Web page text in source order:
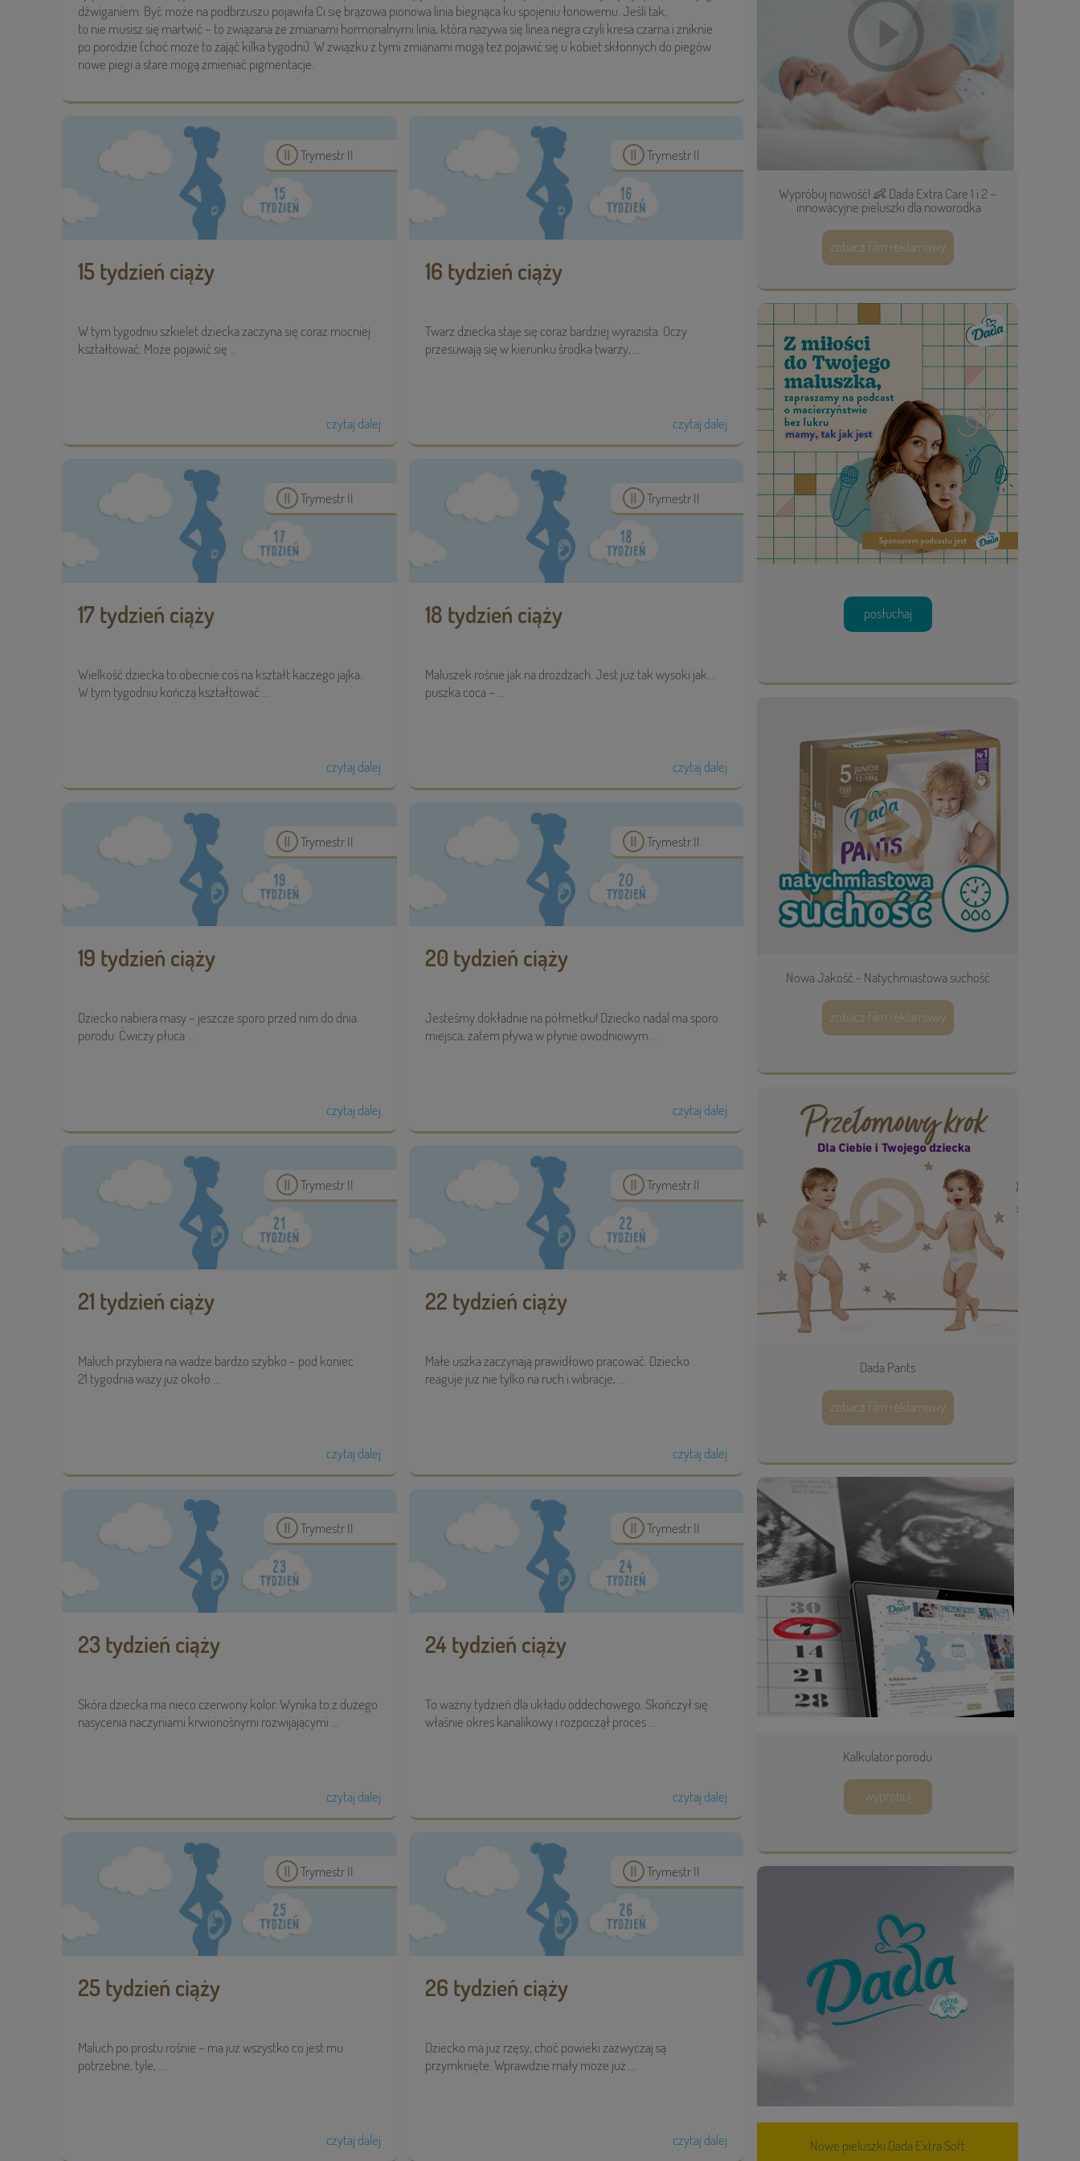
dźwiganiem. Być może na podbrzuszu pojawiła Ci się brązowa pionowa linia biegnąca ku spojeniu łonowemu. Jeśli tak,
to nie musisz się martwić – to związana ze zmianami hormonalnymi linia, która nazywa się linea negra czyli kresa czarna i zniknie
po porodzie (choć może to zająć kilka tygodni). W związku z tymi zmianami mogą też pojawić się u kobiet skłonnych do piegów
nowe piegi a stare mogą zmieniać pigmentacje.
Trymestr II
15 tydzień ciąży
W tym tygodniu szkielet dziecka zaczyna się coraz mocniej
kształtować. Może pojawić się ...
czytaj dalej
Trymestr II
16 tydzień ciąży
Twarz dziecka staje się coraz bardziej wyrazista. Oczy
przesuwają się w kierunku środka twarzy, ...
czytaj dalej
Trymestr II
17 tydzień ciąży
Wielkość dziecka to obecnie coś na kształt kaczego jajka.
W tym tygodniu kończą kształtować ...
czytaj dalej
Trymestr II
18 tydzień ciąży
Maluszek rośnie jak na drożdżach. Jest już tak wysoki jak…
puszka coca – ...
czytaj dalej
Trymestr II
19 tydzień ciąży
Dziecko nabiera masy – jeszcze sporo przed nim do dnia
porodu. Ćwiczy płuca ...
czytaj dalej
Trymestr II
20 tydzień ciąży
Jesteśmy dokładnie na półmetku! Dziecko nadal ma sporo
miejsca, zatem pływa w płynie owodniowym ...
czytaj dalej
Trymestr II
21 tydzień ciąży
Maluch przybiera na wadze bardzo szybko – pod koniec
21 tygodnia waży już około ...
czytaj dalej
Trymestr II
22 tydzień ciąży
Małe uszka zaczynają prawidłowo pracować. Dziecko
reaguje już nie tylko na ruch i wibracje, ...
czytaj dalej
Trymestr II
23 tydzień ciąży
Skóra dziecka ma nieco czerwony kolor. Wynika to z dużego
nasycenia naczyniami krwionośnymi rozwijającymi ...
czytaj dalej
Trymestr II
24 tydzień ciąży
To ważny tydzień dla układu oddechowego. Skończył się
właśnie okres kanalikowy i rozpoczął proces ...
czytaj dalej
Trymestr II
25 tydzień ciąży
Maluch po prostu rośnie – ma już wszystko co jest mu
potrzebne, tyle, ...
czytaj dalej
Trymestr II
26 tydzień ciąży
Dziecko ma już rzęsy, choć powieki zazwyczaj są
przymknięte. Wprawdzie mały może już ...
czytaj dalej
Wypróbuj nowość! 👶 Dada Extra Care 1 i 2 –
innowacyjne pieluszki dla noworodka
zobacz film reklamowy
posłuchaj
Nowa Jakość - Natychmiastowa suchość
zobacz film reklamowy
Dada Pants
zobacz film reklamowy
Kalkulator porodu
wypróbuj
Nowe pieluszki Dada Extra Soft